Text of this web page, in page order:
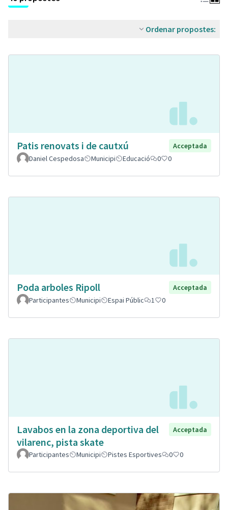
Ordenar propostes:
Patis renovats i de cautxú
Acceptada
Daniel Cespedosa
Municipi Educació 0 0
Poda arboles Ripoll
Acceptada
Participantes
Municipi Espai Públic 1 0
Lavabos en la zona deportiva del
vilarenc, pista skate
Acceptada
Participantes Municipi Pistes Esportives 0 0